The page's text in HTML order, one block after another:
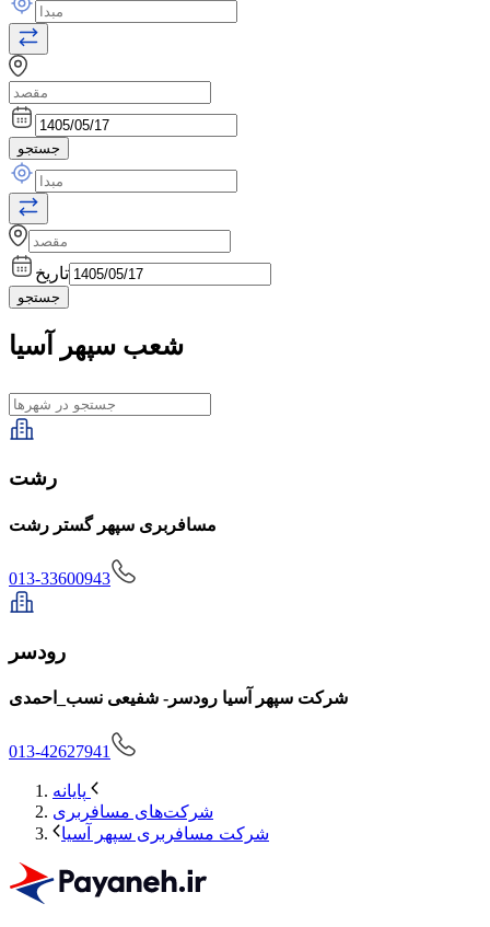
جستجو
تاریخ
جستجو
شعب سپهر آسیا
رشت
مسافربری سپهر گستر رشت
013-33600943
رودسر
شرکت سپهر آسیا رودسر- شفیعی نسب_احمدی
013-42627941
شرکت‌های مسافربری
شرکت مسافربری سپهر آسیا